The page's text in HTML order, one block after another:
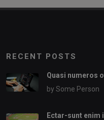
RECENT POSTS
Quasi numeros
by Some Person
Ectar-sunt enim